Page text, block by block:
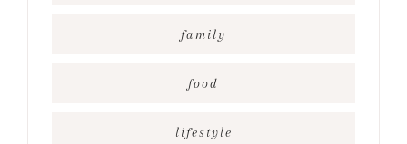
family
food
lifestyle